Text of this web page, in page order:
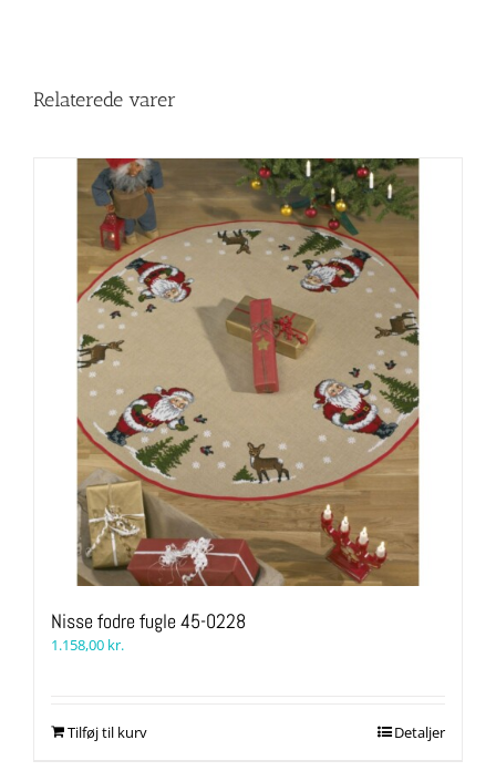
Relaterede varer
Nisse fodre fugle 45-0228
1.158,00 kr.
Tilføj til kurv Detaljer